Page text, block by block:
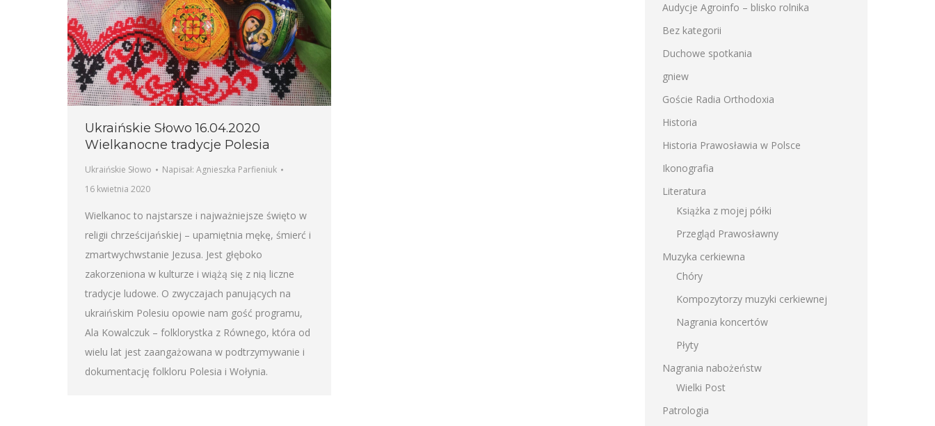
Ukraińskie Słowo 16.04.2020
Wielkanocne tradycje Polesia
Ukraińskie Słowo Napisał: Agnieszka Parfieniuk
16 kwietnia 2020
Wielkanoc to najstarsze i najważniejsze święto w
religii chrześcijańskiej – upamiętnia mękę, śmierć i
zmartwychwstanie Jezusa. Jest głęboko
zakorzeniona w kulturze i wiążą się z nią liczne
tradycje ludowe. O zwyczajach panujących na
ukraińskim Polesiu opowie nam gość programu,
Ala Kowalczuk – folklorystka z Równego, która od
wielu lat jest zaangażowana w podtrzymywanie i
dokumentację folkloru Polesia i Wołynia.
Audycje Agroinfo – blisko rolnika
Bez kategorii
Duchowe spotkania
gniew
Goście Radia Orthodoxia
Historia
Historia Prawosławia w Polsce
Ikonografia
Literatura
Książka z mojej półki
Przegląd Prawosławny
Muzyka cerkiewna
Chóry
Kompozytorzy muzyki cerkiewnej
Nagrania koncertów
Płyty
Nagrania nabożeństw
Wielki Post
Patrologia